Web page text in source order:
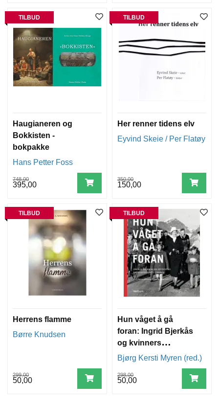
TILBUD
Haugianeren og
Bokkisten -
bokpakke
Hans Petter Foss
748,00
395,00
TILBUD
Her renner tidens elv
Eyvind Skeie / Per Flatøy
350,00
150,00
TILBUD
Herrens flamme
Børre Knudsen
299,00
50,00
TILBUD
Hun våget å gå
foran: Ingrid Bjerkås
og kvinners
prestetjeneste i
Bjørg Kersti Myren (red.)
298,00
50,00